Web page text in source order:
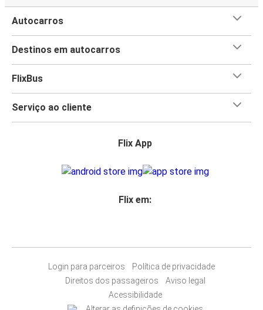
Autocarros
Destinos em autocarros
FlixBus
Serviço ao cliente
Flix App
Flix em:
Login para parceiros
Política de privacidade
Direitos dos passageiros
Aviso legal
Acessibilidade